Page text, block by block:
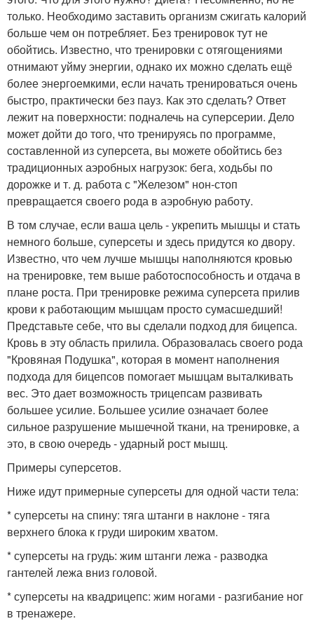
только. Необходимо заставить организм сжигать калорий
больше чем он потребляет. Без тренировок тут не
обойтись. Известно, что тренировки с отягощениями
отнимают уйму энергии, однако их можно сделать ещё
более энергоемкими, если начать тренироваться очень
быстро, практически без пауз. Как это сделать? Ответ
лежит на поверхности: подналечь на суперсерии. Дело
может дойти до того, что тренируясь по программе,
составленной из суперсета, вы можете обойтись без
традиционных аэробных нагрузок: бега, ходьбы по
дорожке и т. д. работа с "Железом" нон-стоп
превращается своего рода в аэробную работу.
В том случае, если ваша цель - укрепить мышцы и стать
немного больше, суперсеты и здесь придутся ко двору.
Известно, что чем лучше мышцы наполняются кровью
на тренировке, тем выше работоспособность и отдача в
плане роста. При тренировке режима суперсета прилив
крови к работающим мышцам просто сумасшедший!
Представьте себе, что вы сделали подход для бицепса.
Кровь в эту область прилила. Образовалась своего рода
"Кровяная Подушка", которая в момент наполнения
подхода для бицепсов помогает мышцам выталкивать
вес. Это дает возможность трицепсам развивать
большее усилие. Большее усилие означает более
сильное разрушение мышечной ткани, на тренировке, а
это, в свою очередь - ударный рост мышц.
Примеры суперсетов.
Ниже идут примерные суперсеты для одной части тела:
* суперсеты на спину: тяга штанги в наклоне - тяга
верхнего блока к груди широким хватом.
* суперсеты на грудь: жим штанги лежа - разводка
гантелей лежа вниз головой.
* суперсеты на квадрицепс: жим ногами - разгибание ног
в тренажере.